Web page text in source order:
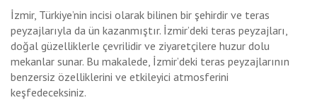
İzmir, Türkiye’nin incisi olarak bilinen bir şehirdir ve teras
peyzajlarıyla da ün kazanmıştır. İzmir’deki teras peyzajları,
doğal güzelliklerle çevrilidir ve ziyaretçilere huzur dolu
mekanlar sunar. Bu makalede, İzmir’deki teras peyzajlarının
benzersiz özelliklerini ve etkileyici atmosferini
keşfedeceksiniz.